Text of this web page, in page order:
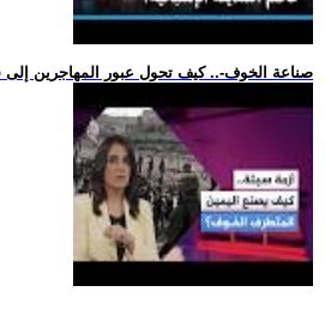
.. -صناعة الخوف-.. كيف تحول عبور المهاجرين